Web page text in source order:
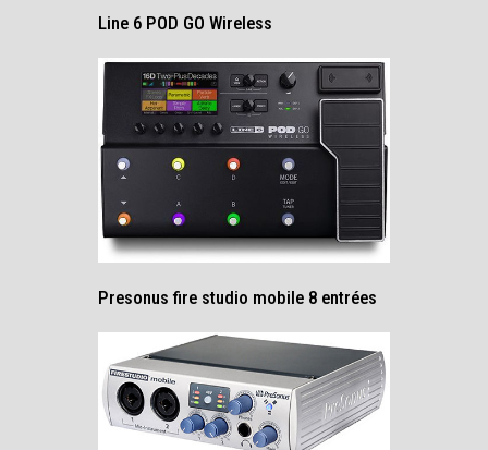
Line 6 POD GO Wireless
Presonus fire studio mobile 8 entrées